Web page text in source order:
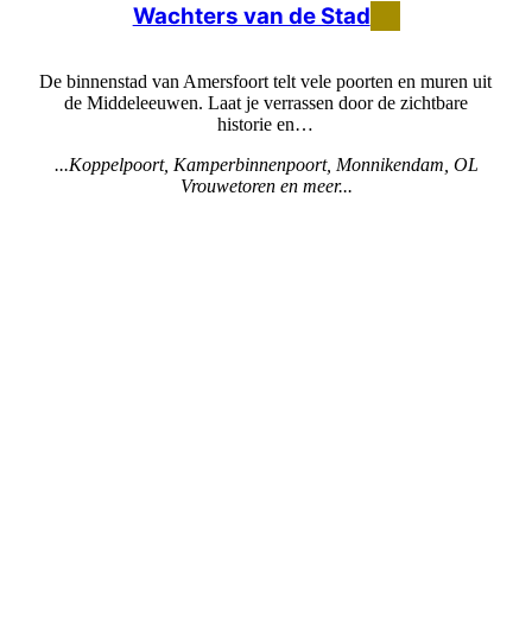
Wachters van de Stad
De binnenstad van Amersfoort telt vele poorten en muren uit
de Middeleeuwen. Laat je verrassen door de zichtbare
historie en…
...Koppelpoort, Kamperbinnenpoort, Monnikendam, OL
Vrouwetoren en meer...